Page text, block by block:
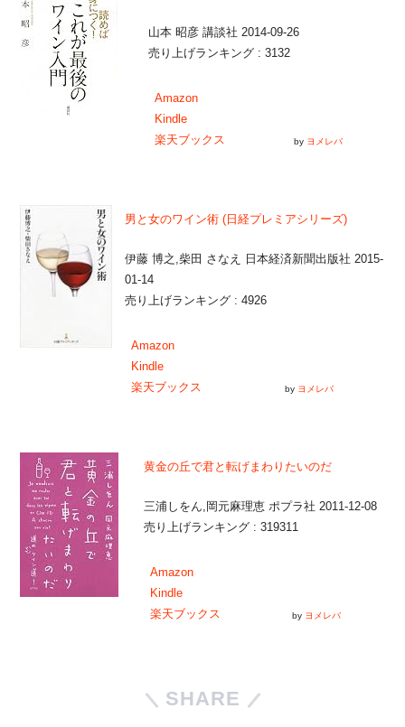
山本 昭彦 講談社 2014-09-26
売り上げランキング : 3132
Amazon
Kindle
楽天ブックス
by ヨメレバ
男と女のワイン術 (日経プレミアシリーズ)
伊藤 博之,柴田 さなえ 日本経済新聞出版社 2015-
01-14
売り上げランキング : 4926
Amazon
Kindle
楽天ブックス
by ヨメレバ
黄金の丘で君と転げまわりたいのだ
三浦しをん,岡元麻理恵 ポプラ社 2011-12-08
売り上げランキング : 319311
Amazon
Kindle
楽天ブックス
by ヨメレバ
SHARE